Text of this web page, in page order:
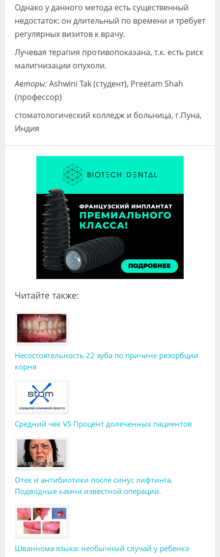
Однако у данного метода есть существенный
недостаток: он длительный по времени и требует
регулярных визитов к врачу.
Лучевая терапия противопоказана, т.к. есть риск
малигнизации опухоли.
Авторы:Ashwini Tak (студент), Preetam Shah
(профессор)
cтоматологический колледж и больница, г.Пуна,
Индия
Читайте также:
Несостоятельность 22 зуба по причине резорбции
корня
Средний чек VS Процент долеченных пациентов
Отек и антибиотики после синус лифтинга.
Подводные камни известной операции.
Шваннома языка: необычный случай у ребенка